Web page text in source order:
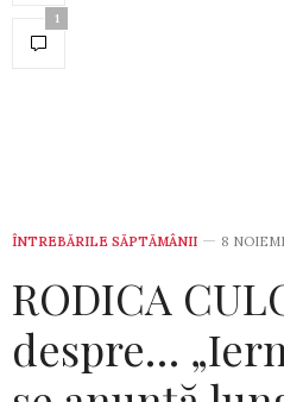
1
ÎNTREBĂRILE SĂPTĂMÂNII 8
RODICA
despre…